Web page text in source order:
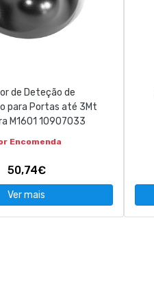
de Deteção de
para Portas até 3Mt
M1601 10907033
Encomenda
50,74€
Ver mais